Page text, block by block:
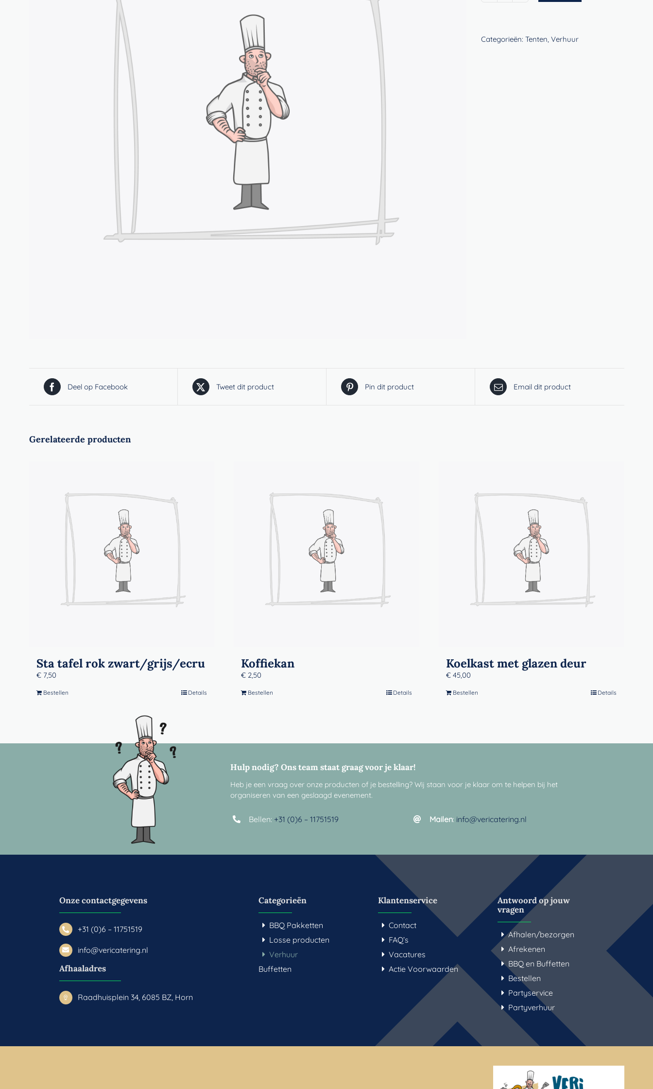
(inclusief
Categorieën: Tenten, Verhuur
Deel op Facebook Tweet dit product Pin dit product Email dit product
Gerelateerde producten
Sta tafel rok zwart/grijs/ecru
€7,50
Bestellen Details
Koffiekan
€ 2,50
Bestellen Details
Koelkast met glazen deur
€45,00
Bestellen Details
Hulp nodig? Ons team staat graag voor je klaar!
Heb je een vraag over onze producten of je bestelling? Wij staan voor je klaar om te helpen bij het
organiseren van een geslaagd evenement.
Bellen: +31 (0)6 – 11751519 Mailen: info@vericatering.nl
Onze contactgegevens
+31 (0)6 – 11751519
info@vericatering.nl
Afhaaladres
Raadhuisplein 34, 6085 BZ, Horn
Categorieën
BBQ Pakketten
Losse producten
Verhuur
Buffetten
Klantenservice
Contact
FAQ’s
Vacatures
Actie Voorwaarden
Antwoord op jouw
vragen
Afhalen/bezorgen
Afrekenen
BBQ en Buffetten
Bestellen
Partyservice
Partyverhuur